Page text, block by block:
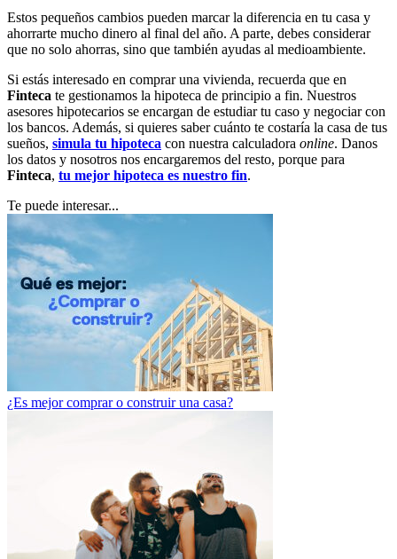
Estos pequeños cambios pueden marcar la diferencia en tu casa y
ahorrarte mucho dinero al final del año. A parte, debes considerar
que no solo ahorras, sino que también ayudas al medioambiente.
Si estás interesado en comprar una vivienda, recuerda que en
Finteca te gestionamos la hipoteca de principio a fin. Nuestros
asesores hipotecarios se encargan de estudiar tu caso y negociar con
los bancos. Además, si quieres saber cuánto te costaría la casa de tus
sueños, simula tu hipoteca con nuestra calculadora online. Danos
los datos y nosotros nos encargaremos del resto, porque para
Finteca, tu mejor hipoteca es nuestro fin.
Te puede interesar...
¿Es mejor comprar o construir una casa?